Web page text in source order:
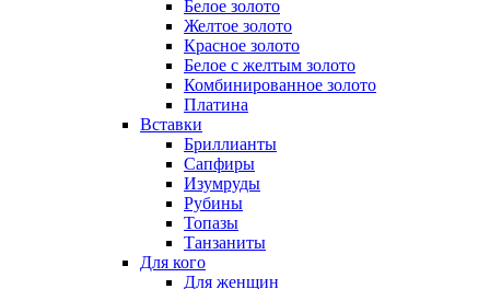
Белое золото
Желтое золото
Красное золото
Белое с желтым золото
Комбинированное золото
Платина
Вставки
Бриллианты
Сапфиры
Изумруды
Рубины
Топазы
Танзаниты
Для кого
Для женщин